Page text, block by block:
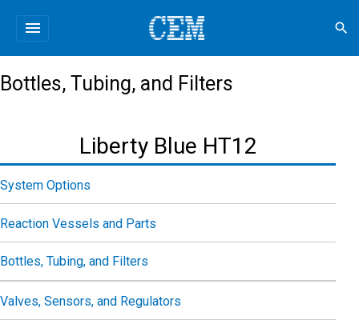
menu search
Bottles, Tubing, and Filters
Liberty Blue HT12
System Options
Reaction Vessels and Parts
Bottles, Tubing, and Filters
Valves, Sensors, and Regulators